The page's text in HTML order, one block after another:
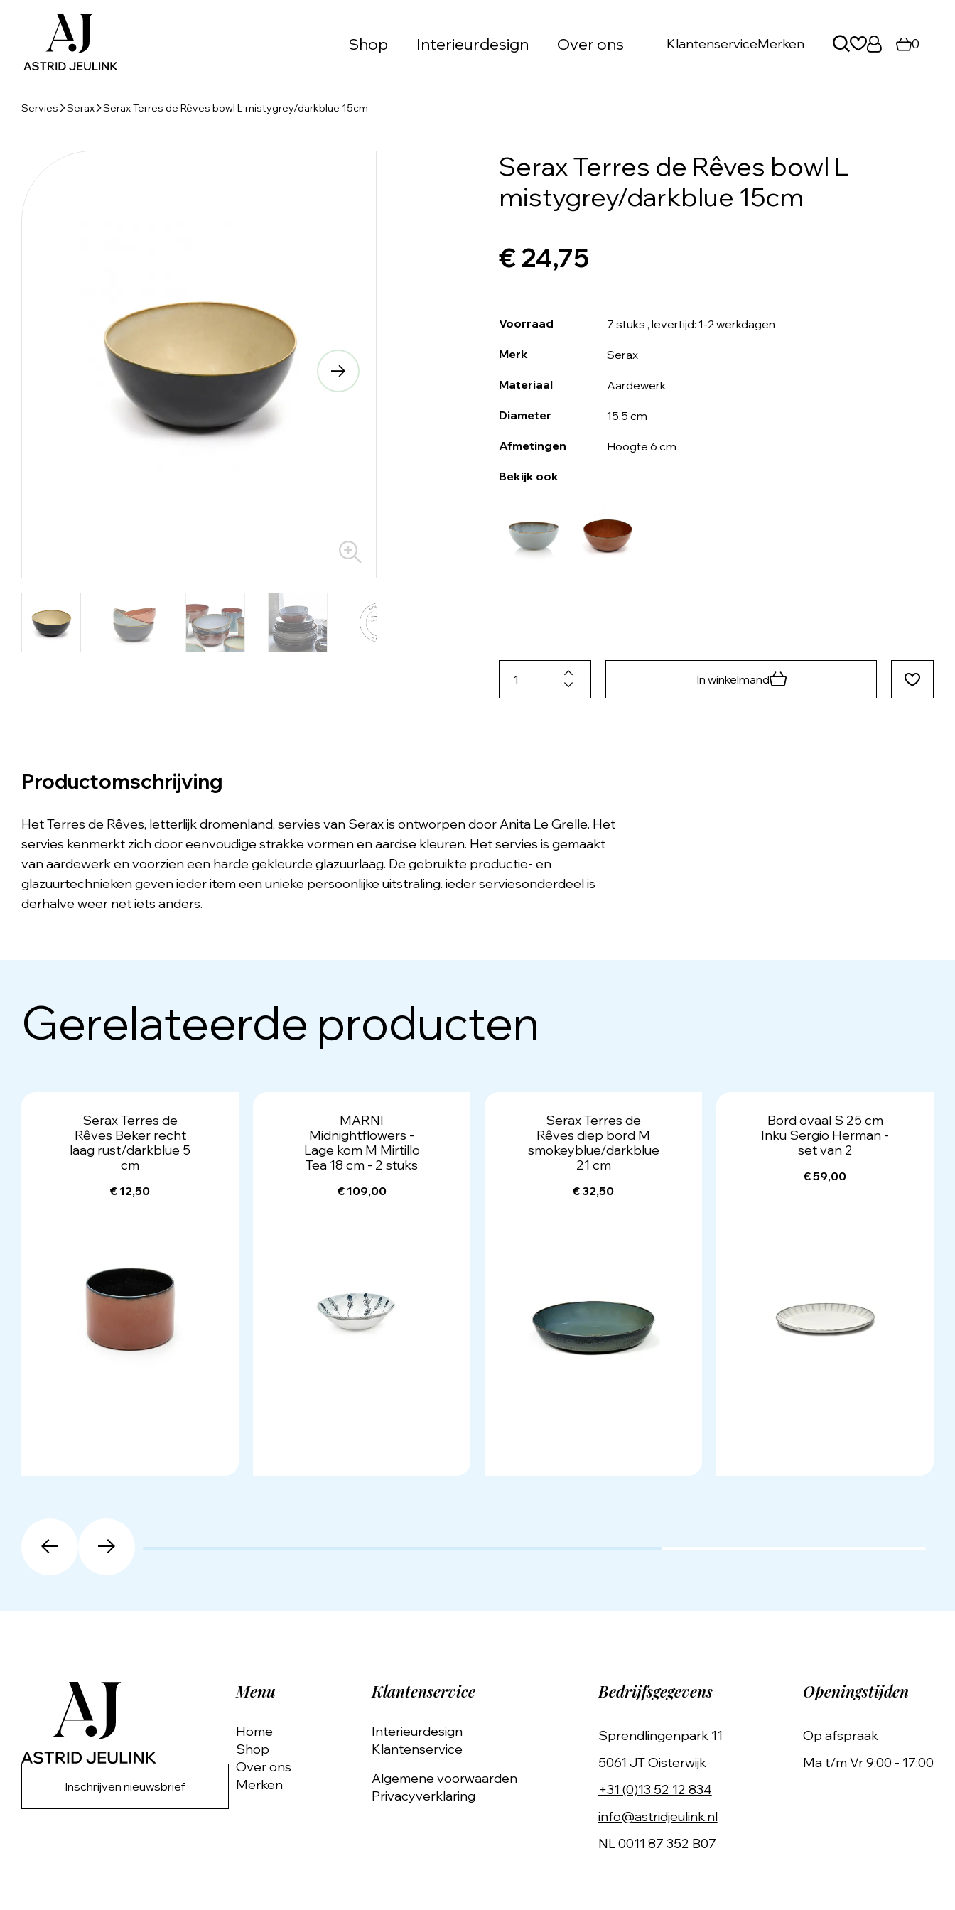
Shop Interieurdesign Over ons KlantenserviceMerken 0
Servies Serax Serax Terres de Rêves bowl L mistygrey/darkblue 15cm
Serax Terres de Rêves bowl L
mistygrey/darkblue 15cm
€ 24,75
Voorraad 7 stuks , levertijd: 1-2 werkdagen
Merk Serax
Materiaal Aardewerk
Diameter 15.5 cm
Afmetingen Hoogte 6 cm
Bekijk ook
In winkelmand
Productomschrijving
Het Terres de Rêves, letterlijk dromenland, servies van Serax is ontworpen door Anita Le Grelle. Het
servies kenmerkt zich door eenvoudige strakke vormen en aardse kleuren. Het servies is gemaakt
van aardewerk en voorzien een harde gekleurde glazuurlaag. De gebruikte productie- en
glazuurtechnieken geven ieder item een unieke persoonlijke uitstraling. ieder serviesonderdeel is
derhalve weer net iets anders.
Gerelateerde producten
Serax Terres de
Rêves Beker recht
laag rust/darkblue 5
cm
€ 12,50
MARNI
Midnightflowers -
Lage kom M Mirtillo
Tea 18 cm - 2 stuks
€ 109,00
Serax Terres de
Rêves diep bord M
smokeyblue/darkblue
21 cm
€ 32,50
Bord ovaal S 25 cm
Inku Sergio Herman -
set van 2
€ 59,00
Inschrijven nieuwsbrief
Menu
Home
Shop
Over ons
Merken
Klantenservice
Interieurdesign
Klantenservice
Algemene voorwaarden
Privacyverklaring
Bedrijfsgegevens
Sprendlingenpark 11
5061 JT Oisterwijk
+31 (0)13 52 12 834
info@astridjeulink.nl
NL 0011 87 352 B07
Openingstijden
Op afspraak
Ma t/m Vr 9:00 - 17:00